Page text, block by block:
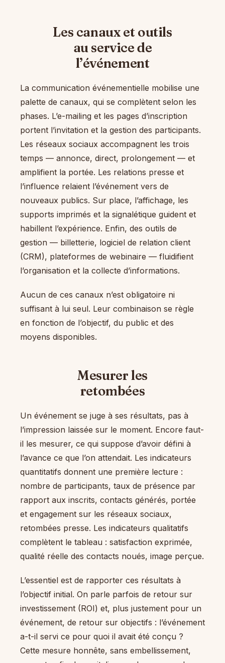
Les canaux et outils
au service de
l’événement
La communication événementielle mobilise une
palette de canaux, qui se complètent selon les
phases. L’e-mailing et les pages d’inscription
portent l’invitation et la gestion des participants.
Les réseaux sociaux accompagnent les trois
temps — annonce, direct, prolongement — et
amplifient la portée. Les relations presse et
l’influence relaient l’événement vers de
nouveaux publics. Sur place, l’affichage, les
supports imprimés et la signalétique guident et
habillent l’expérience. Enfin, des outils de
gestion — billetterie, logiciel de relation client
(CRM), plateformes de webinaire — fluidifient
l’organisation et la collecte d’informations.
Aucun de ces canaux n’est obligatoire ni
suffisant à lui seul. Leur combinaison se règle
en fonction de l’objectif, du public et des
moyens disponibles.
Mesurer les
retombées
Un événement se juge à ses résultats, pas à
l’impression laissée sur le moment. Encore faut-
il les mesurer, ce qui suppose d’avoir défini à
l’avance ce que l’on attendait. Les indicateurs
quantitatifs donnent une première lecture :
nombre de participants, taux de présence par
rapport aux inscrits, contacts générés, portée
et engagement sur les réseaux sociaux,
retombées presse. Les indicateurs qualitatifs
complètent le tableau : satisfaction exprimée,
qualité réelle des contacts noués, image perçue.
L’essentiel est de rapporter ces résultats à
l’objectif initial. On parle parfois de retour sur
investissement (ROI) et, plus justement pour un
événement, de retour sur objectifs : l’événement
a-t-il servi ce pour quoi il avait été conçu ?
Cette mesure honnête, sans embellissement,